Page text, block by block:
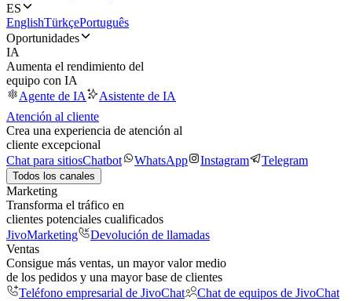
ES
EnglishTürkçePortuguês
Oportunidades
IA
Aumenta el rendimiento del
equipo con IA
Agente de IA
Asistente de IA
Atención al cliente
Crea una experiencia de atención al
cliente excepcional
Chat para sitiosChatbot WhatsApp Instagram Telegram
Todos los canales
Marketing
Transforma el tráfico en
clientes potenciales cualificados
JivoMarketing
Devolución de llamadas
Ventas
Consigue más ventas, un mayor valor medio
de los pedidos y una mayor base de clientes
Teléfono empresarial de JivoChat
Chat de equipos de JivoChat